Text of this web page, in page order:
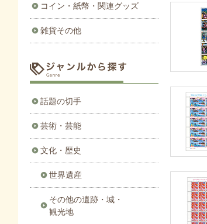
コイン・紙幣・関連グッズ
雑貨その他
話題の切手
芸術・芸能
文化・歴史
世界遺産
その他の遺跡・城・
観光地